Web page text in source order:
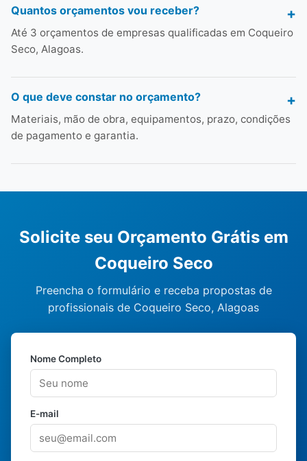
Quantos orçamentos vou receber?
Até 3 orçamentos de empresas qualificadas em Coqueiro
Seco, Alagoas.
O que deve constar no orçamento?
Materiais, mão de obra, equipamentos, prazo, condições
de pagamento e garantia.
Solicite seu Orçamento Grátis em
Coqueiro Seco
Preencha o formulário e receba propostas de
profissionais de Coqueiro Seco, Alagoas
Nome Completo
E-mail